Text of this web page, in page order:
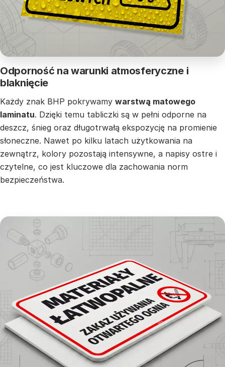
Odporność na warunki atmosferyczne i
blaknięcie
Każdy znak BHP pokrywamy warstwą matowego
laminatu. Dzięki temu tabliczki są w pełni odporne na
deszcz, śnieg oraz długotrwałą ekspozycję na promienie
słoneczne. Nawet po kilku latach użytkowania na
zewnątrz, kolory pozostają intensywne, a napisy ostre i
czytelne, co jest kluczowe dla zachowania norm
bezpieczeństwa.